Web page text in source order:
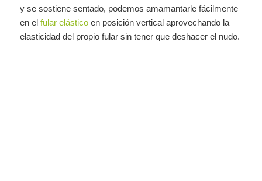
y se sostiene sentado, podemos amamantarle fácilmente
en elfular elástico en posición vertical aprovechando la
elasticidad del propio fular sin tener que deshacer el nudo.